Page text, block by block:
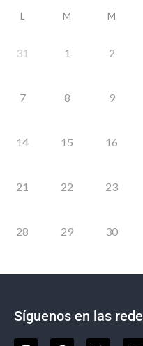
L M M
31 1 2
7 8 9
14 15 16
21 22 23
28 29 30
Síguenos en las